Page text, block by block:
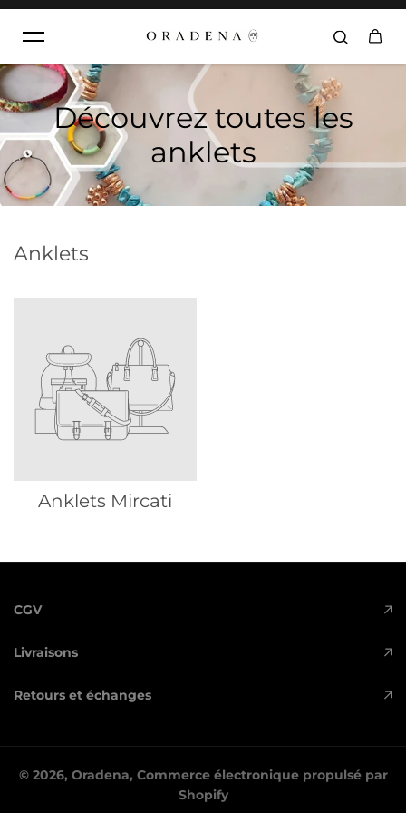
Découvrez toutes les
anklets
Anklets
Anklets Mircati
CGV
Livraisons
Retours et échanges
© 2026, Oradena, Commerce électronique propulsé par
Shopify